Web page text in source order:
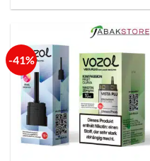
-41%